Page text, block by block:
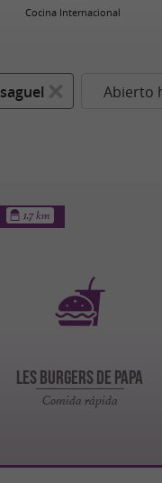
Cocina Internacional
Abierto
Les Burgers de Papa
Comida rápida
1.7 km